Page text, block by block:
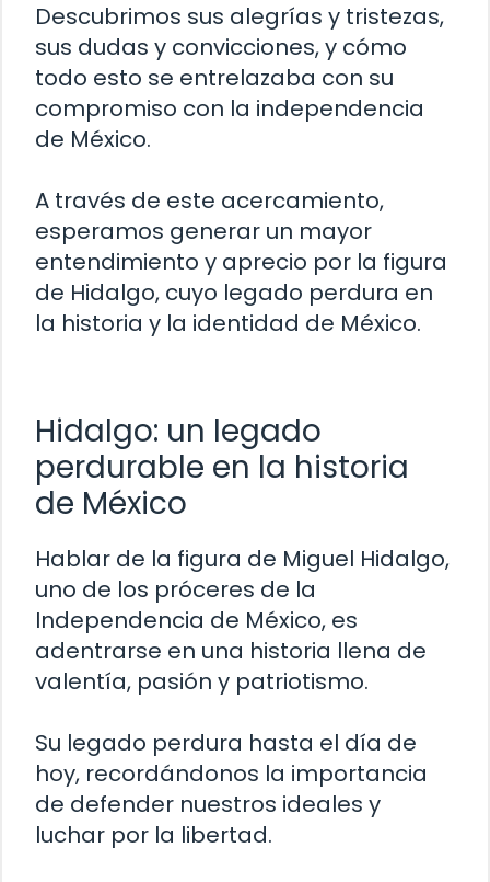
Descubrimos sus alegrías y tristezas,
sus dudas y convicciones, y cómo
todo esto se entrelazaba con su
compromiso con la independencia
de México.
A través de este acercamiento,
esperamos generar un mayor
entendimiento y aprecio por la figura
de Hidalgo, cuyo legado perdura en
la historia y la identidad de México.
Hidalgo: un legado
perdurable en la historia
de México
Hablar de la figura de Miguel Hidalgo,
uno de los próceres de la
Independencia de México, es
adentrarse en una historia llena de
valentía, pasión y patriotismo.
Su legado perdura hasta el día de
hoy, recordándonos la importancia
de defender nuestros ideales y
luchar por la libertad.